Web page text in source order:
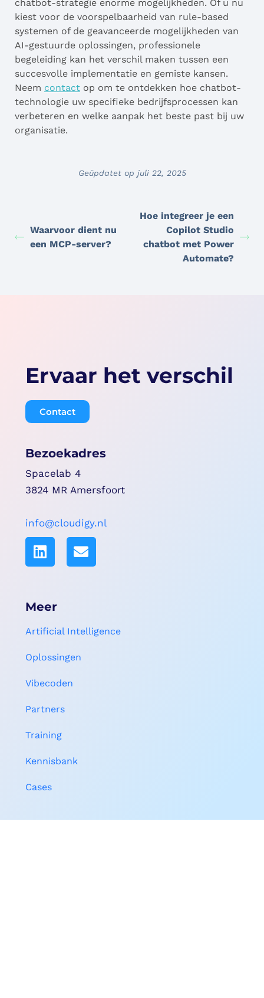
chatbot-strategie enorme mogelijkheden. Of u nu
kiest voor de voorspelbaarheid van rule-based
systemen of de geavanceerde mogelijkheden van
AI-gestuurde oplossingen, professionele
begeleiding kan het verschil maken tussen een
succesvolle implementatie en gemiste kansen.
Neem contact op om te ontdekken hoe chatbot-
technologie uw specifieke bedrijfsprocessen kan
verbeteren en welke aanpak het beste past bij uw
organisatie.
Geüpdatet op juli 22, 2025
Waarvoor dient nu
een MCP-server?
Hoe integreer je een
Copilot Studio
chatbot met Power
Automate?
Ervaar het verschil
Contact
Bezoekadres
Spacelab 4
3824 MR Amersfoort
info@cloudigy.nl
Meer
Artificial Intelligence
Oplossingen
Vibecoden
Partners
Training
Kennisbank
Cases